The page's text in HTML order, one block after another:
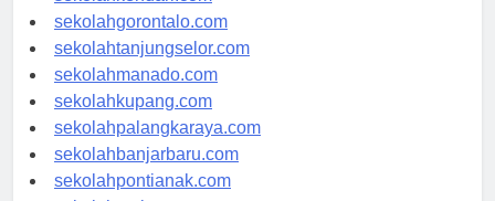
sekolahkendari.com
sekolahgorontalo.com
sekolahtanjungselor.com
sekolahmanado.com
sekolahkupang.com
sekolahpalangkaraya.com
sekolahbanjarbaru.com